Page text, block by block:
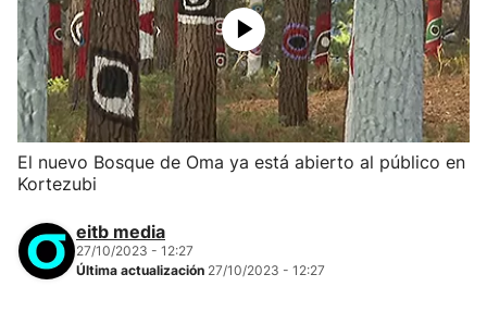
El nuevo Bosque de Oma ya está abierto al público en
Kortezubi
eitb media
27/10/2023 - 12:27
Última actualización 27/10/2023 - 12:27